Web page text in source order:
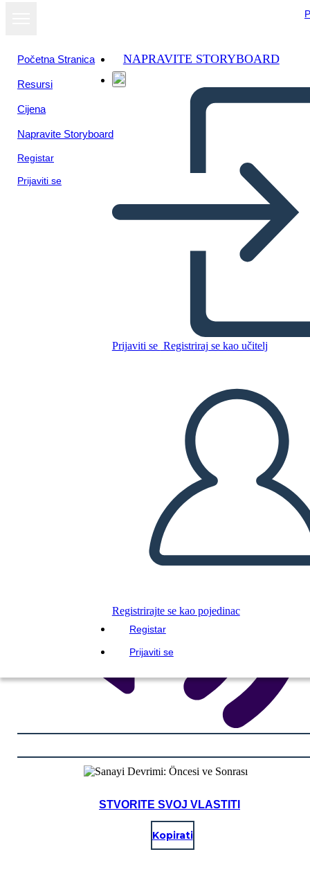
Početna Stranica
Resursi
Cijena
Napravite Storyboard
Registar
Prijaviti se
NAPRAVITE STORYBOARD
Prijaviti se Registriraj se kao učitelj
Registrirajte se kao pojedinac
Registar
Prijaviti se
IZRADITE PLOČU SCENARIJA
REPRODUCIRAJ DIJAPROJEKCIJU
ČITAJ MI
STVORITE SVOJ VLASTITI
Kopirati